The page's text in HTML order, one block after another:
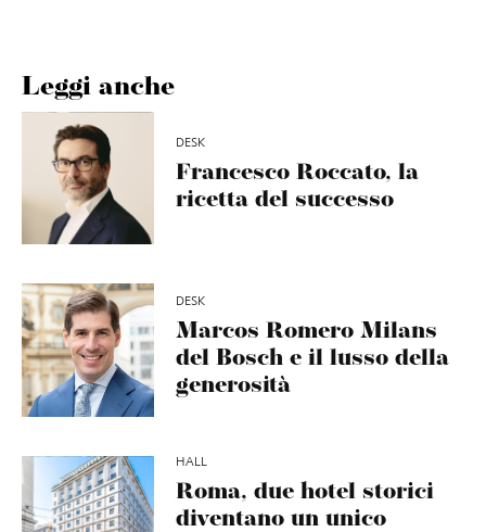
Leggi anche
DESK
Francesco Roccato, la
ricetta del successo
DESK
Marcos Romero Milans
del Bosch e il lusso della
generosità
HALL
Roma, due hotel storici
diventano un unico